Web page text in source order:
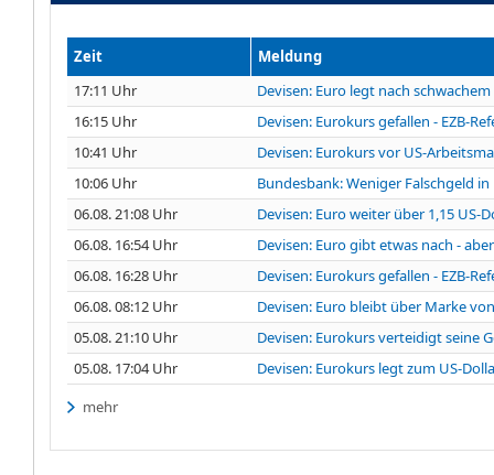
Zeit
Meldung
17:11 Uhr
Devisen: Euro legt nach
16:15 Uhr
Devisen: Eurokurs gefallen - EZB-
10:41 Uhr
Devisen: Eurokurs vor US-
10:06 Uhr
Bundesbank: Weniger Falschgeld
06.08. 21:08 Uhr
Devisen: Euro weiter über 1,15 US-
06.08. 16:54 Uhr
Devisen: Euro gibt etwas nach -
06.08. 16:28 Uhr
Devisen: Eurokurs gefallen - EZB-
06.08. 08:12 Uhr
Devisen: Euro bleibt über Marke
05.08. 21:10 Uhr
Devisen: Eurokurs verteidigt seine
05.08. 17:04 Uhr
Devisen: Eurokurs legt zum US-
mehr